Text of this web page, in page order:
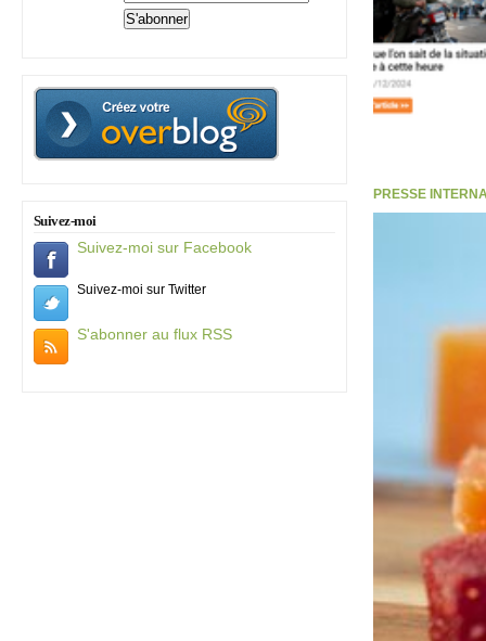
Suivez-moi
Suivez-moi sur Facebook
Suivez-moi sur Twitter
S'abonner au flux RSS
PRESSE